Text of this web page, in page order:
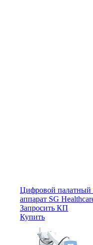
Цифровой палатный
аппарат SG
Запросить КП
Купить